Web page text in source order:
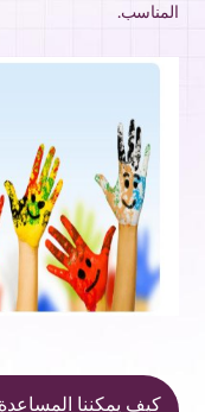
المناسب.
كيف يمكننا